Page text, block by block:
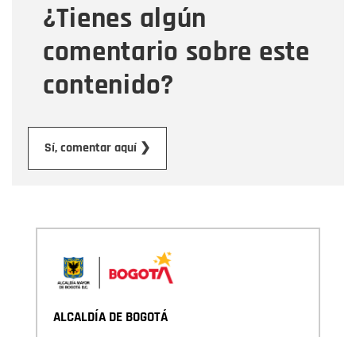
¿Tienes algún
comentario sobre este
contenido?
Sí, comentar aquí ❯
Mensaje
ALCALDÍA DE BOGOTÁ